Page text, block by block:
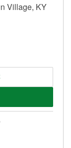
Village, KY